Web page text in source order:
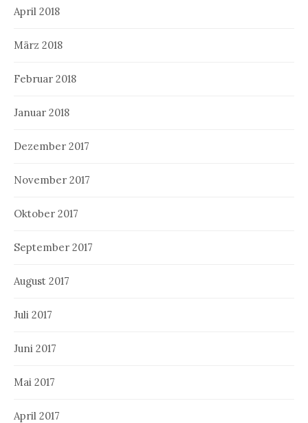
April 2018
März 2018
Februar 2018
Januar 2018
Dezember 2017
November 2017
Oktober 2017
September 2017
August 2017
Juli 2017
Juni 2017
Mai 2017
April 2017